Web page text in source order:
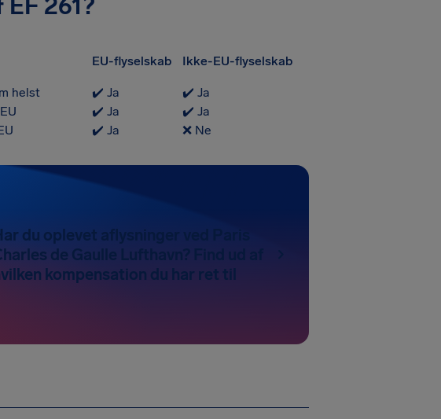
261?
EU-flyselskab Ikke-EU-flyselskab
helst ✔️ Ja
✔️ Ja
✔️ Ja
✔️ Ja
✔️ Ja ❌ Ne
du oplevet aflysninger ved Paris
de Gaulle Lufthavn? Find ud af
kompensation du har ret til